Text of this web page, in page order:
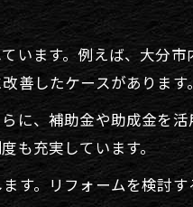
います。例えば、大分
善したケースがあります。
に、補助金や助成金を
も充実しています。
す。リフォームを検討